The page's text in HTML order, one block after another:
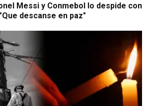
Messi y Conmebol lo despide con
descanse en paz"